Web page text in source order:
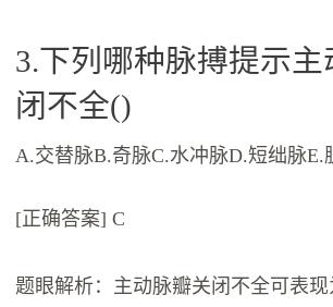
3.下列哪种脉搏提示主
闭不全()
A.交替脉B.奇脉C.水冲脉D.短绌脉E.
[正确答案] C
题眼解析：主动脉瓣关闭不全可表现